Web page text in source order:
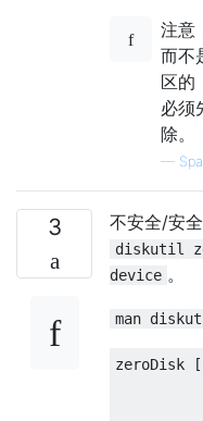
注意
而不
区的
必须
除。
—
3 不安全/安
diskutil
device 。
man
zeroDisk